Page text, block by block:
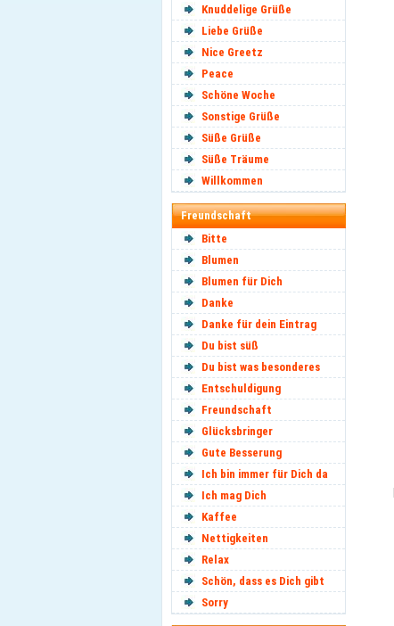
Knuddelige Grüße
Liebe Grüße
Nice Greetz
Peace
Schöne Woche
Sonstige Grüße
Süße Grüße
Süße Träume
Willkommen
Freundschaft
Bitte
Blumen
Blumen für Dich
Danke
Danke für dein Eintrag
Du bist süß
Du bist was besonderes
Entschuldigung
Freundschaft
Glücksbringer
Gute Besserung
Ich bin immer für Dich da
Ich mag Dich
Kaffee
Nettigkeiten
Relax
Schön, dass es Dich gibt
Sorry